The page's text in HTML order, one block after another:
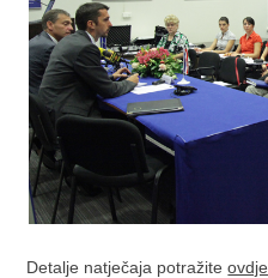
Detalje natječaja potražiteovdje